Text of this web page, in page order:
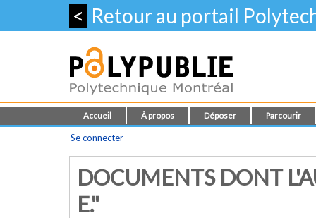
< Retour au portail
Accueil À propos Déposer Parcourir
Se connecter
DOCUMENTS DONT
E."